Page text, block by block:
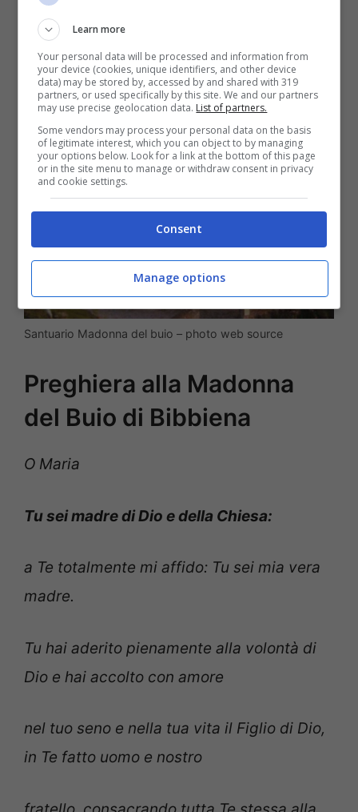
domenicano, fondato nientemeno che da
Girolamo Savonarola con il contributo di
Lorenzo il Magnifico.
Santuario Madonna del buio – photo web source
Preghiera alla Madonna
del Buio di Bibbiena
O Maria
Tu sei madre di Dio e della Chiesa:
a Te totalmente mi affido: Tu sei mia vera
madre.
Tu hai aderito pienamente alla volontà di
Dio e hai accolto con amore
nel tuo seno e nella tua vita il Figlio di Dio,
in Te fatto uomo e nostro
Learn more
Your personal data will be processed and information from
your device (cookies, unique identifiers, and other device
data) may be stored by, accessed by and shared with 319
partners, or used specifically by this site. We and our partners
may use precise geolocation data. List of partners.
Some vendors may process your personal data on the basis
of legitimate interest, which you can object to by managing
your options below. Look for a link at the bottom of this page
or in the site menu to manage or withdraw consent in privacy
and cookie settings.
Consent
Manage options